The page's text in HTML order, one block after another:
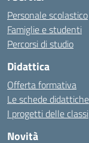
Personale scolastico
Famiglie e studenti
Percorsi di studio
Didattica
Offerta formativa
Le schede didattiche
I progetti delle classi
Novità